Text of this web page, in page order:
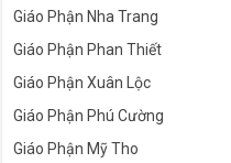
Giáo Phận Nha Trang
Giáo Phận Phan Thiết
Giáo Phận Xuân Lộc
Giáo Phận Phú Cường
Giáo Phận Mỹ Tho